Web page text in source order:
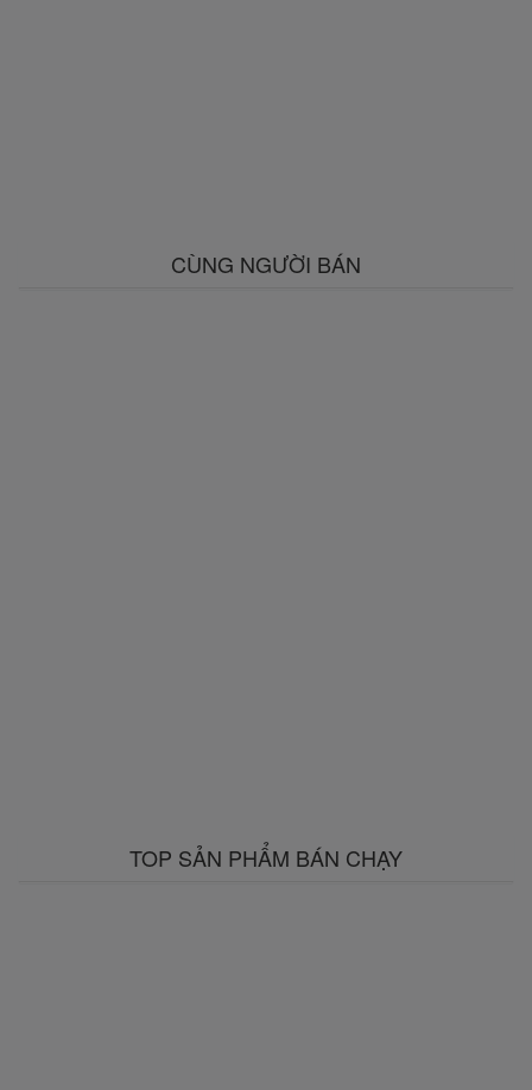
CÙNG NGƯỜI BÁN
TOP SẢN PHẨM BÁN CHẠY